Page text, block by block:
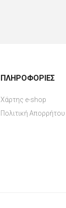
ΠΛΗΡΟΦΟΡΊΕΣ
Χάρτης e-shop
Πολιτική Απορρήτου